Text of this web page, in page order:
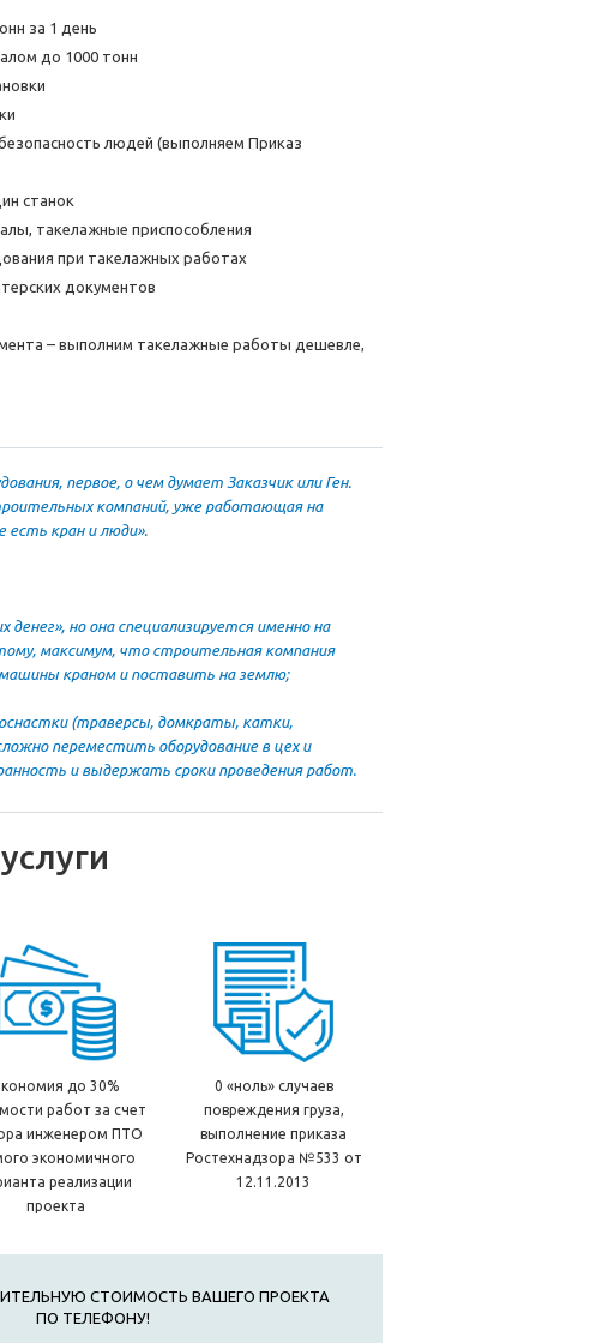
за 1 день
до 1000 тонн
людей (выполняем Приказ
станок
такелажные приспособления
при такелажных работах
документов
– выполним такелажные работы дешевле,
первое, о чем думает Заказчик или Ген.
компаний, уже работающая на
есть кран и люди».
но она специализируется именно на
максимум, что строительная компания
краном и поставить на землю;
(траверсы, домкраты, катки,
переместить оборудование в цех и
и выдержать сроки проведения работ.
до 30%
работ за счет
инженером ПТО
экономичного
реализации
проекта
0 «ноль» случаев
повреждения груза,
выполнение приказа
Ростехнадзора №533 от
12.11.2013
СТОИМОСТЬ ВАШЕГО ПРОЕКТА
ПО ТЕЛЕФОНУ!